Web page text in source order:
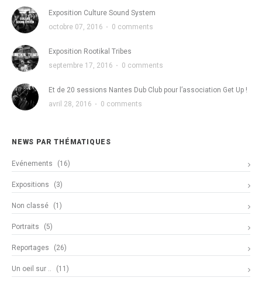
Exposition Culture Sound System
octobre 07, 2016 · 0 comments
Exposition Rootikal Tribes
septembre 17, 2016 · 0 comments
Et de 20 sessions Nantes Dub Club pour l’association Get Up !
avril 28, 2016 · 0 comments
NEWS PAR THÉMATIQUES
Evénements (16)
Expositions (3)
Non classé (1)
Portraits (5)
Reportages (26)
Un oeil sur .. (11)